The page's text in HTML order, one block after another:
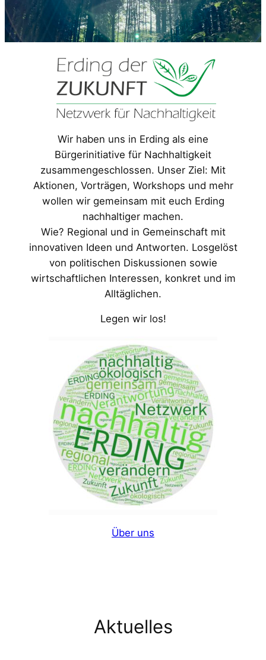
Wir haben uns in Erding als eine
Bürgerinitiative für Nachhaltigkeit
zusammengeschlossen. Unser Ziel: Mit
Aktionen, Vorträgen, Workshops und mehr
wollen wir gemeinsam mit euch Erding
nachhaltiger machen.
Wie? Regional und in Gemeinschaft mit
innovativen Ideen und Antworten. Losgelöst
von politischen Diskussionen sowie
wirtschaftlichen Interessen, konkret und im
Alltäglichen.
Legen wir los!
Über uns
Aktuelles